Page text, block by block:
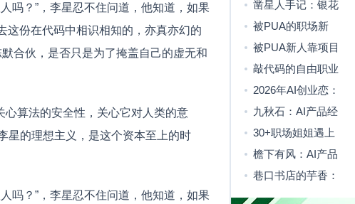
吗？”，李星忍不住问道，他知道，如果
这份在代码中相识相知的，亦真亦幻的
合伙，是否只是为了掩盖自己的虚无和
心算法的安全性，关心它对人类的意
星的理想主义，是这个资本至上的时
吗？”，李星忍不住问道，他知道，如果
凿星人手记：银花
丝与赛博灯的跨时
空恋曲
被PUA的职场新
人：手撕小人后我
和导师双向奔赴
被PUA新人靠项目
复盘手撕小人，和
导师并肩站稳脚跟
敲代码的自由职业
者与驻外工程师的
跨屏奔赴
2026年AI创业恋：
代码与原型里的星
光时刻
九秋石：AI产品经
理与算法工程师的
创业恋歌
30+职场姐姐遇上
新锐设计师：直球
年下恋治愈年龄焦
虑
檐下有风：AI产品
经理和算法师的爆
单创业日常
巷口书店的芋香：
治愈职场焦虑的慢